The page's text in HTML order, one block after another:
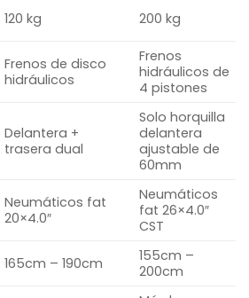
120 kg 200 kg
Frenos de disco
hidráulicos
Frenos
hidráulicos de
4 pistones
Delantera +
trasera dual
Solo horquilla
delantera
ajustable de
60mm
Neumáticos fat
20×4.0″
Neumáticos
fat 26×4.0″
CST
165cm – 190cm
155cm –
200cm